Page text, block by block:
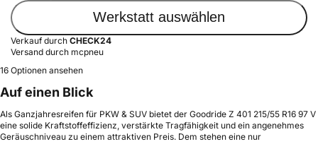
Werkstatt auswählen
Verkauf durch CHECK24
Versand durch mcpneu
16 Optionen ansehen
Auf einen Blick
Als Ganzjahresreifen für PKW & SUV bietet der Goodride Z 401 215/55 R16 97 V
eine solide Kraftstoffeffizienz, verstärkte Tragfähigkeit und ein angenehmes
Geräuschniveau zu einem attraktiven Preis. Dem stehen eine nur